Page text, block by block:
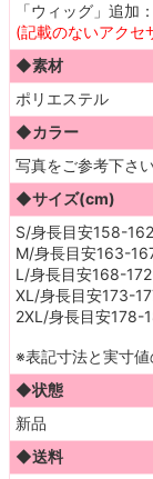
「ウィッグ」追加
(記載のないアクセ
◆素材
ポリエステル
◆カラー
写真をご参考下さ
◆サイズ(cm)
S/身長目安158-
M/身長目安163-
L/身長目安168-
XL/身長目安173-
2XL/身長目安
※表記寸法と実寸値
◆状態
新品
◆送料